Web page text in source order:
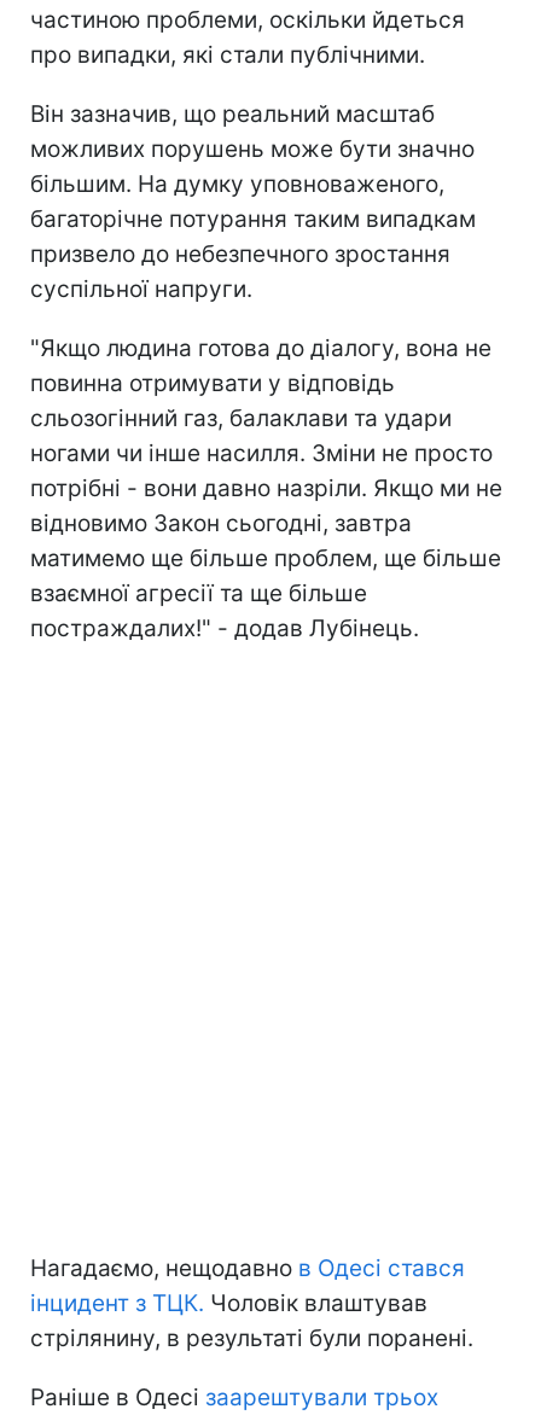
частиною проблеми, оскільки йдеться
про випадки, які стали публічними.
Він зазначив, що реальний масштаб
можливих порушень може бути значно
більшим. На думку уповноваженого,
багаторічне потурання таким випадкам
призвело до небезпечного зростання
суспільної напруги.
"Якщо людина готова до діалогу, вона не
повинна отримувати у відповідь
сльозогінний газ, балаклави та удари
ногами чи інше насилля. Зміни не просто
потрібні - вони давно назріли. Якщо ми не
відновимо Закон сьогодні, завтра
матимемо ще більше проблем, ще більше
взаємної агресії та ще більше
постраждалих!" - додав Лубінець.
Нагадаємо, нещодавно в Одесі стався
інцидент з ТЦК. Чоловік влаштував
стрілянину, в результаті були поранені.
Раніше в Одесі заарештували трьох